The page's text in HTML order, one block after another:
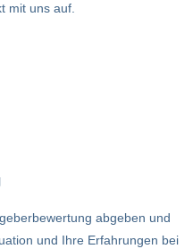
mit uns auf.
abgeben und
und Ihre Erfahrungen bei